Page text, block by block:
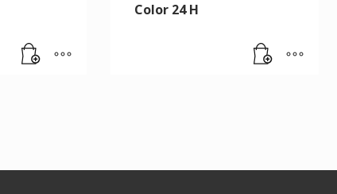
Color 24 H